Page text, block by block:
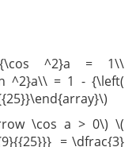
{\cos ^2}a = 1\\
^2}a\\ = 1 - {\left(
\cos a > 0\) \(
= \dfrac{3}